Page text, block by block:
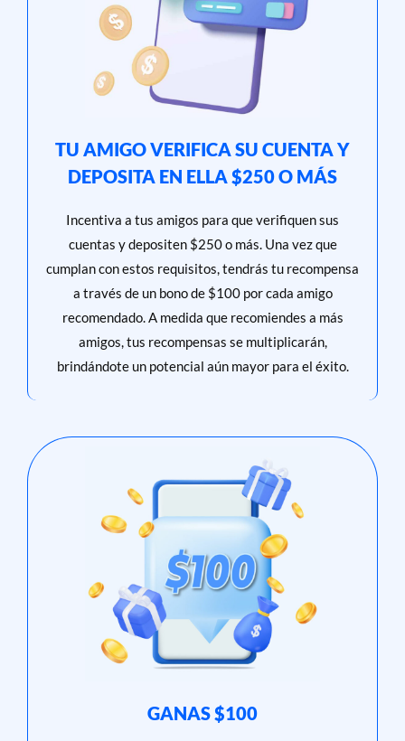
TU AMIGO VERIFICA SU CUENTA Y
DEPOSITA EN ELLA $250 O MÁS
Incentiva a tus amigos para que verifiquen sus
cuentas y depositen $250 o más. Una vez que
cumplan con estos requisitos, tendrás tu recompensa
a través de un bono de $100 por cada amigo
recomendado. A medida que recomiendes a más
amigos, tus recompensas se multiplicarán,
brindándote un potencial aún mayor para el éxito.
GANAS $100